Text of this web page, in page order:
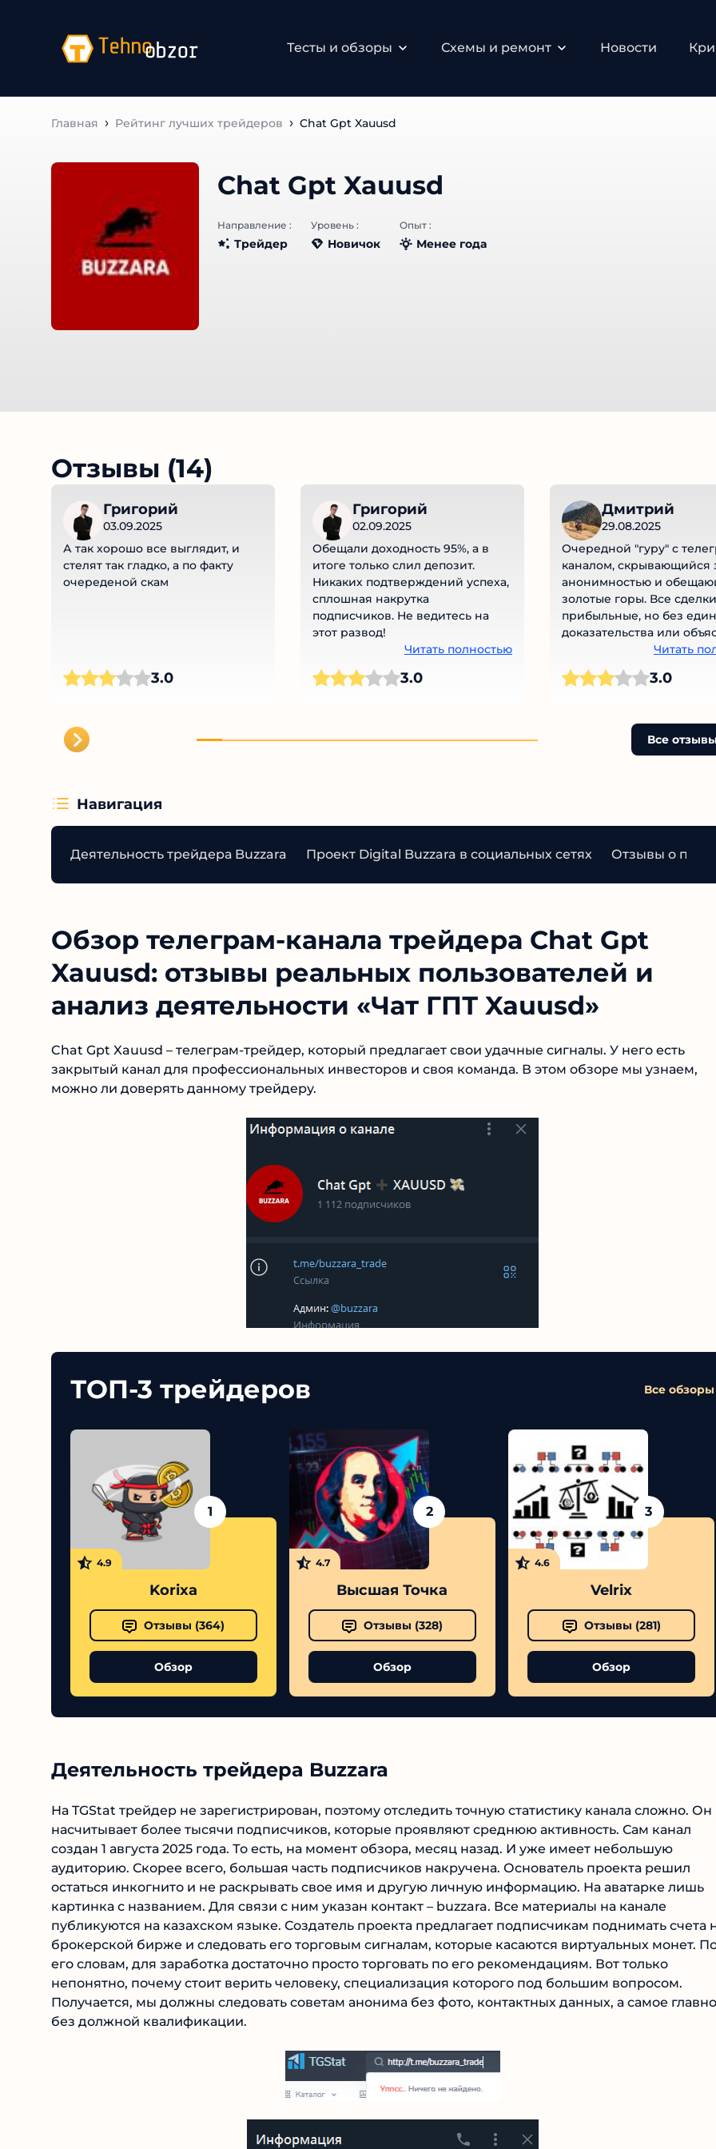
Тесты и обзоры Схемы и ремонт Новости
Главная Рейтинг лучших трейдеров Chat Gpt Xauusd
Chat Gpt Xauusd
Направление :
Трейдер
Уровень :
Новичок
Опыт :
Менее года
Отзывы (14)
Григорий
03.09.2025
А так хорошо все выглядит, и
стелят так гладко, а по факту
очереденой скам
3.0
Григорий
02.09.2025
Обещали доходность 95%, а в
итоге только слил депозит.
Никаких подтверждений успеха,
сплошная накрутка
подписчиков. Не ведитесь на
этот развод!
Читать полностью
3.0
Дмитрий
29.08.2025
Очередной "гуру" с
каналом, скрывающийся
анонимностью и
золотые горы. Все сделки
прибыльные, но без
доказательства или
стратегии. Похоже на
схему: сначала накрутка
подписчиков, потом
Отсутствие реальных
прозрачности — явные
Читать
3.0
Все отзывы
Навигация
Деятельность трейдера Buzzara Проект Digital Buzzara в социальных сетях Отзывы о
Обзор телеграм-канала трейдера Chat Gpt
Xauusd: отзывы реальных пользователей и
анализ деятельности «Чат ГПТ Xauusd»
Chat Gpt Xauusd – телеграм-трейдер, который предлагает свои удачные сигналы. У него есть
закрытый канал для профессиональных инвесторов и своя команда. В этом обзоре мы узнаем,
можно ли доверять данному трейдеру.
ТОП-3 трейдеров Все обзоры
1
4.9
Korixa
Отзывы (364)
Обзор
2
4.7
Высшая Точка
Отзывы (328)
Обзор
3
4.6
Velrix
Отзывы (281)
Обзор
Деятельность трейдера Buzzara
На TGStat трейдер не зарегистрирован, поэтому отследить точную статистику канала сложно. Он
насчитывает более тысячи подписчиков, которые проявляют среднюю активность. Сам канал
создан 1 августа 2025 года. То есть, на момент обзора, месяц назад. И уже имеет небольшую
аудиторию. Скорее всего, большая часть подписчиков накручена. Основатель проекта решил
остаться инкогнито и не раскрывать свое имя и другую личную информацию. На аватарке лишь
картинка с названием. Для связи с ним указан контакт – buzzara. Все материалы на канале
публикуются на казахском языке. Создатель проекта предлагает подписчикам поднимать счета
брокерской бирже и следовать его торговым сигналам, которые касаются виртуальных монет.
его словам, для заработка достаточно просто торговать по его рекомендациям. Вот только
непонятно, почему стоит верить человеку, специализация которого под большим вопросом.
Получается, мы должны следовать советам анонима без фото, контактных данных, а самое
без должной квалификации.